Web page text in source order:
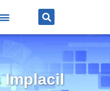
Implacil